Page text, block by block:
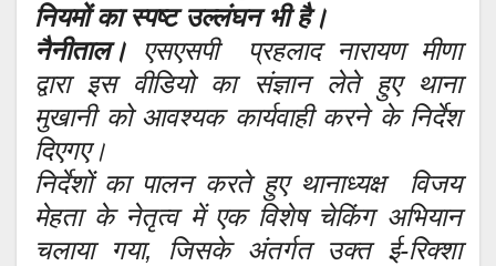
नियमों का स्पष्ट उल्लंघन भी है।
नैनीताल। एसएसपी प्रहलाद नारायण मीणा
द्वारा इस वीडियो का संज्ञान लेते हुए थाना
मुखानी को आवश्यक कार्यवाही करने के निर्देश
दिएगए।
निर्देशों का पालन करते हुए थानाध्यक्ष विजय
मेहता के नेतृत्व में एक विशेष चेकिंग अभियान
चलाया गया, जिसके अंतर्गत उक्त ई-रिक्शा